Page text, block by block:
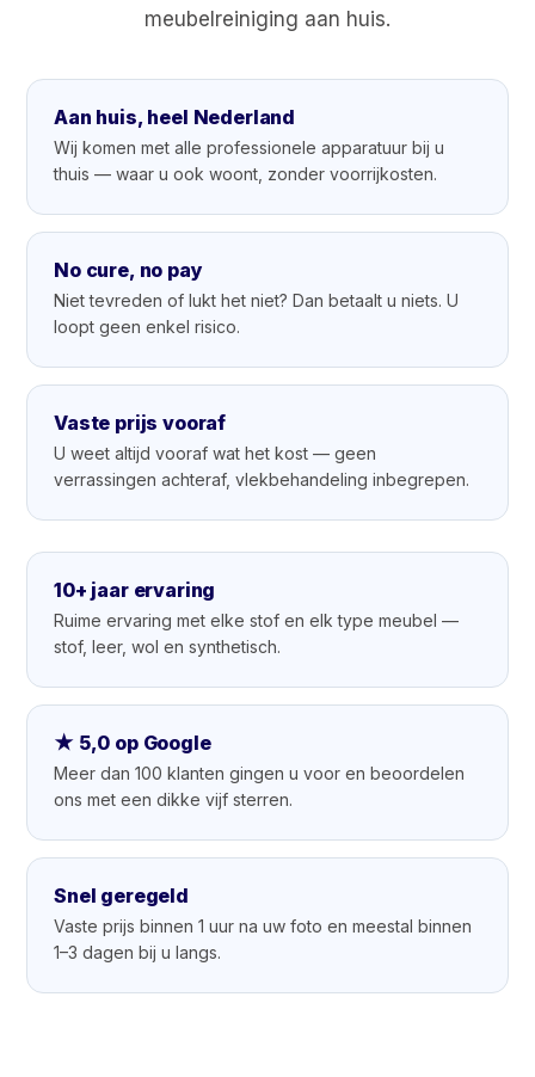
meubelreiniging aan huis.
Aan huis, heel Nederland
Wij komen met alle professionele apparatuur bij u
thuis — waar u ook woont, zonder voorrijkosten.
No cure, no pay
Niet tevreden of lukt het niet? Dan betaalt u niets. U
loopt geen enkel risico.
Vaste prijs vooraf
U weet altijd vooraf wat het kost — geen
verrassingen achteraf, vlekbehandeling inbegrepen.
10+ jaar ervaring
Ruime ervaring met elke stof en elk type meubel —
stof, leer, wol en synthetisch.
★ 5,0 op Google
Meer dan 100 klanten gingen u voor en beoordelen
ons met een dikke vijf sterren.
Snel geregeld
Vaste prijs binnen 1 uur na uw foto en meestal binnen
1–3 dagen bij u langs.